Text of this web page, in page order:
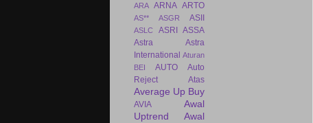
ARA ARNA ARTO
AS** ASGR ASII
ASLC ASRI
ASSA
Astra
Astra
International Aturan
BEI
AUTO
Auto
Reject Atas
Average Up Buy
AVIA
Awal
Uptrend
Awal